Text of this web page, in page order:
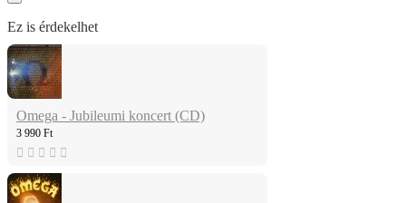
Ez is érdekelhet
Omega - Jubileumi koncert (CD)
3 990 Ft